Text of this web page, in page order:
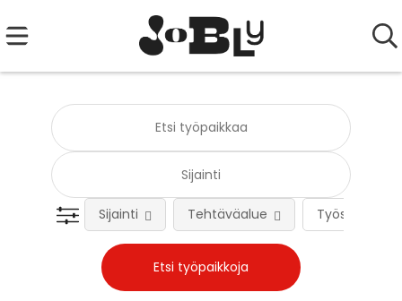
Työsuhteen
Sijainti Tehtäväalue